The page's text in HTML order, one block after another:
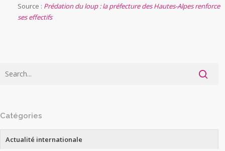
Source : Prédation du loup : la préfecture des Hautes-Alpes renforce
ses effectifs
Catégories
Actualité internationale